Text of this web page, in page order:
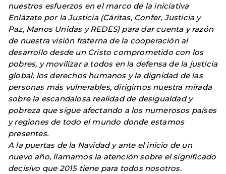
nuestros esfuerzos en el marco de la iniciativa
Enlázate por la Justicia (Cáritas, Confer, Justicia y
Paz, Manos Unidas y REDES) para dar cuenta y razón
de nuestra visión fraterna de la cooperación al
desarrollo desde un Cristo comprometido con los
pobres, y movilizar a todos en la defensa de la justicia
global, los derechos humanos y la dignidad de las
personas más vulnerables, dirigimos nuestra mirada
sobre la escandalosa realidad de desigualdad y
pobreza que sigue afectando a los numerosos países
y regiones de todo el mundo donde estamos
presentes.
A la puertas de la Navidad y ante el inicio de un
nuevo año, llamamos la atención sobre el significado
decisivo que 2015 tiene para todos nosotros.